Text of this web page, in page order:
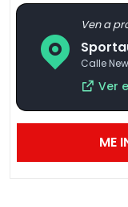
Ven a
Calle
Ver
ME